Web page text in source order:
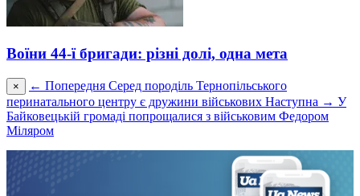
Воїни 44-ї бригади: різні долі, одна мета
× ← Попередня Серед породіль Тернопільського
перинатального центру є дружини військових Наступна → У
Байковецькій громаді попрощалися з військовим Федором
Міляром